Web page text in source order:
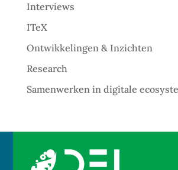
Interviews
ITeX
Ontwikkelingen & Inzichten
Research
Samenwerken in digitale